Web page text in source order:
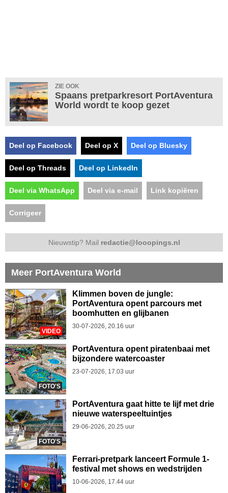
ZIE OOK
Spaans pretparkresort PortAventura
World wordt te koop gezet
Deel op Facebook Deel op X Deel op Bluesky
Deel op Threads Deel op LinkedIn
Deel via WhatsApp Deel via e-mail Link kopiëren
Corrigeer
Nieuwstip? Mail redactie@looopings.nl
Meer PortAventura World
VIDEO
Klimmen boven de jungle:
PortAventura opent parcours met
boomhutten en glijbanen
30-07-2026, 20.16 uur
FOTO'S
PortAventura opent piratenbaai met
bijzondere watercoaster
23-07-2026, 17.03 uur
FOTO'S
PortAventura gaat hitte te lijf met drie
nieuwe waterspeeltuintjes
29-06-2026, 20.25 uur
Ferrari-pretpark lanceert Formule 1-
festival met shows en wedstrijden
10-06-2026, 17.44 uur